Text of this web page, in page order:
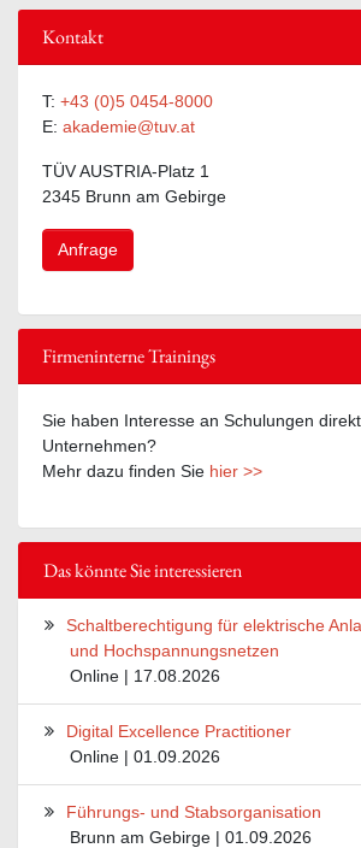
Kontakt
T: +43 (0)5 0454-8000
E: akademie@tuv.at
TÜV AUSTRIA-Platz 1
2345 Brunn am Gebirge
Anfrage
Firmeninterne Trainings
Sie haben Interesse an Schulungen
Unternehmen?
Mehr dazu finden Sie hier >>
Das könnte Sie interessieren
Schaltberechtigung für elektrische
und Hochspannungsnetzen
Online | 17.08.2026
Digital Excellence Practitioner
Online | 01.09.2026
Führungs- und Stabsorganisation
Brunn am Gebirge | 01.09.2026